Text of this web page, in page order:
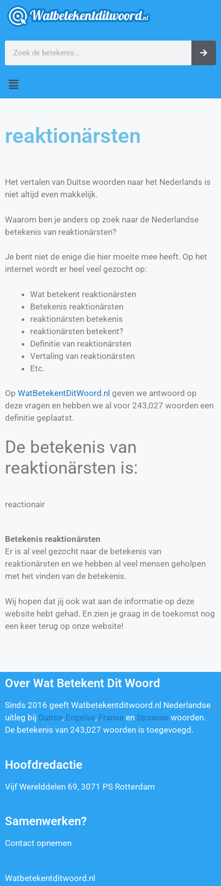
reaktionärsten
Het vertalen van Duitse woorden naar het Nederlands is
niet altijd even makkelijk.
Waarom ben je anders op zoek naar de Nederlandse
betekenis van reaktionärsten?
Je bent niet de enige die hier moeite mee heeft. Op het
internet wordt er heel veel gezocht op:
Wat betekent reaktionärsten
Betekenis reaktionärsten
reaktionärsten betekenis
reaktionärsten betekent?
Definitie van reaktionärsten
Vertaling van reaktionärsten
Etc.
Op WatBetekentDitWoord.nl geven we antwoord op
deze vragen en hebben we al voor 243,027 woorden een
definitie geplaatst.
De betekenis van
reaktionärsten is:
reactionair
Betekenis reaktionärsten
Er is al veel gezocht naar de betekenis van
reaktionärsten en we hebben al veel mensen geholpen
met het vinden van de betekenis.
Wij hopen dat jij ook wat aan de informatie op deze
website hebt gehad. En zien je graag in de toekomst nog
een keer terug op onze website!
Over Wat Betekent Dit Woord
Sinds 2016 geeft Watbetekentditwoord.nl Nederlandse
uitleg bij Duitse, Engelse, Franse en Spaanse woorden.
De betekenis van 243,027 woorden is toegevoegd.
Hoofdredactie
Vijf Werelddelen 69, 3071 PS Rotterdam
Samenwerken?
Contact opnemen
Watbetekentditwoord.nl